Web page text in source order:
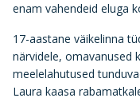
enam vahendeid eluga
17-aastane väikelinna
närvidele, omavanused
meelelahutused
Laura kaasa